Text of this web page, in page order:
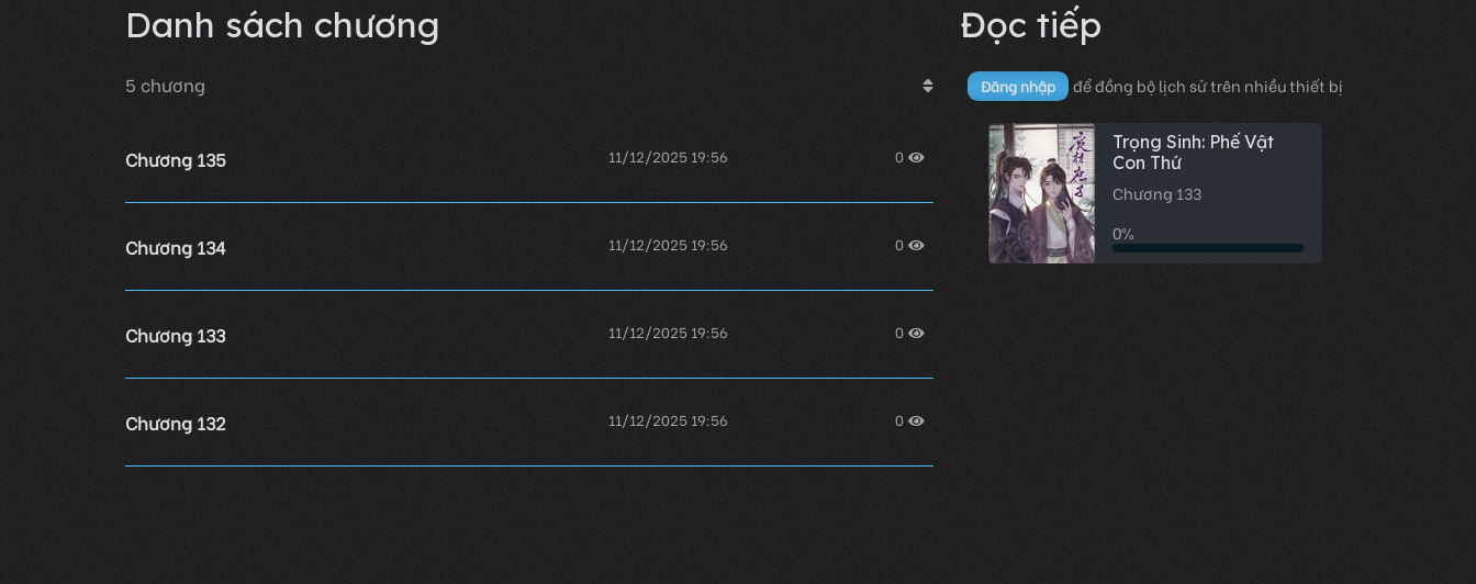
Danh sách chương
5 chương
Chương 135 11/12/2025 19:56 0
Chương 134 11/12/2025 19:56 0
Chương 133 11/12/2025 19:56 0
Chương 132 11/12/2025 19:56 0
Đọc tiếp
Đăng nhập để đồng bộ lịch sử trên nhiều thiết bị
Trọng Sinh: Phế Vật
Con Thứ
Chương 133
0%